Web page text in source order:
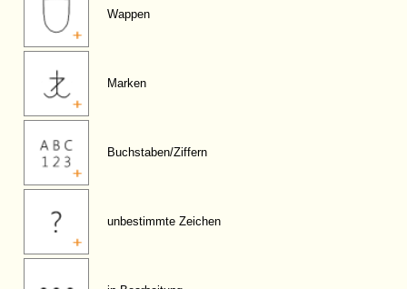
Wappen
Marken
Buchstaben/Ziffern
unbestimmte Zeichen